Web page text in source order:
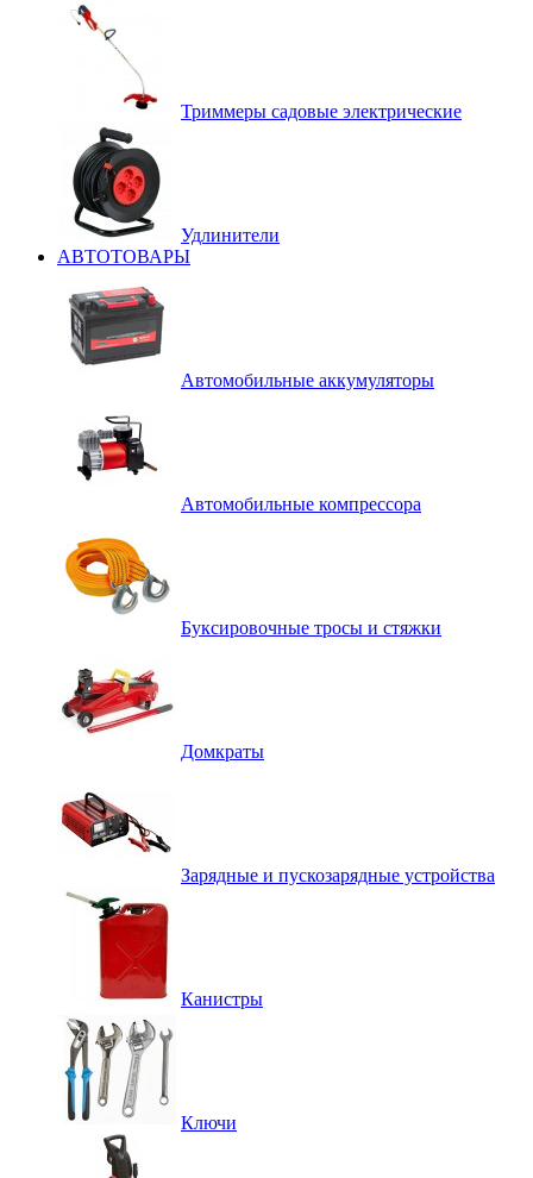
Триммеры садовые электрические
Удлинители
АВТОТОВАРЫ
Автомобильные аккумуляторы
Автомобильные компрессора
Буксировочные тросы и стяжки
Домкраты
Зарядные и пускозарядные устройства
Канистры
Ключи